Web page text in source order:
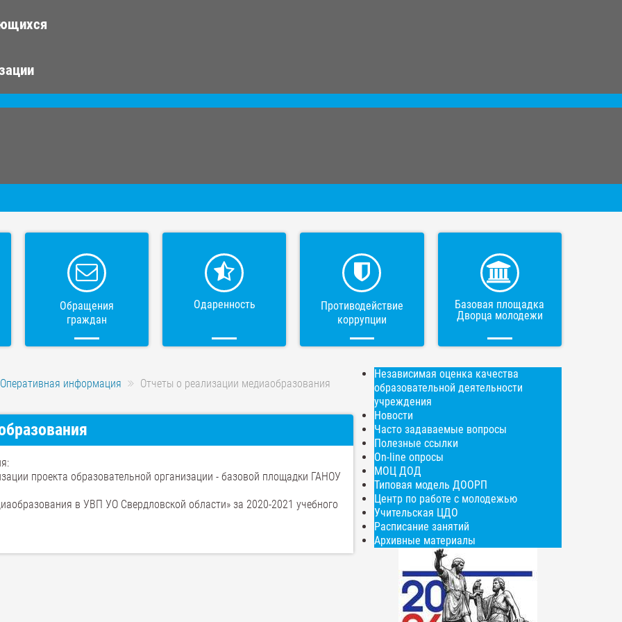
Обращения
граждан
Одаренность
Противодействие
коррупции
Базовая площадка
Дворца молодежи
Оперативная информация Отчеты о реализации медиаобразования
проекта образовательной организации - базовой площадки ГАНОУ
в УВП УО Свердловской области» за 2020-2021 учебного
Независимая оценка качества
образовательной деятельности
учреждения
Новости
Часто задаваемые вопросы
Полезные ссылки
On-line опросы
МОЦ ДОД
Типовая модель ДООРП
Центр по работе с молодежью
Учительская ЦДО
Расписание занятий
Архивные материалы